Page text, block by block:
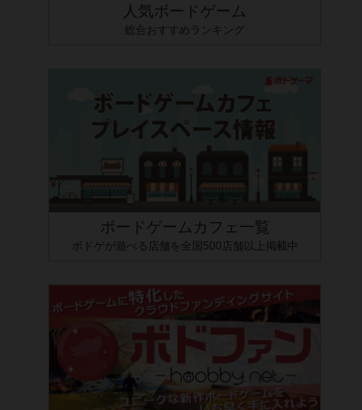
人気ボードゲーム
総合おすすめランキング
ボードゲームカフェ一覧
ボドゲが遊べる店舗を全国500店舗以上掲載中